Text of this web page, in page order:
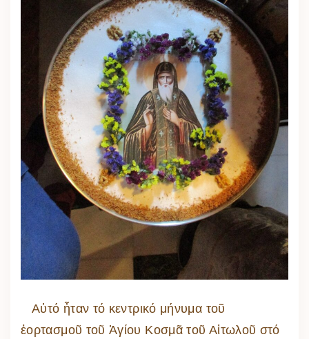
Αὐτό ἦταν τό κεντρικό μήνυμα τοῦ
ἑορτασμοῦ τοῦ Ἁγίου Κοσμᾶ τοῦ Αἰτωλοῦ στό